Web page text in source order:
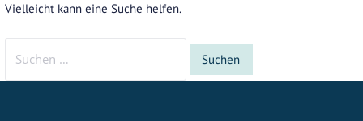
Vielleicht kann eine Suche helfen.